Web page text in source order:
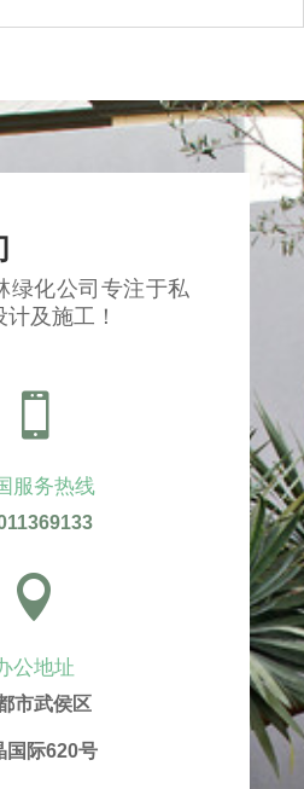
绿化公司专注于私
及施工！

服务热线

公地址
市武侯区
国际620号